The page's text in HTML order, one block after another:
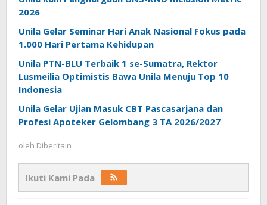
2026
Unila Gelar Seminar Hari Anak Nasional Fokus pada
1.000 Hari Pertama Kehidupan
Unila PTN-BLU Terbaik 1 se-Sumatra, Rektor
Lusmeilia Optimistis Bawa Unila Menuju Top 10
Indonesia
Unila Gelar Ujian Masuk CBT Pascasarjana dan
Profesi Apoteker Gelombang 3 TA 2026/2027
oleh Diberitain
Ikuti Kami Pada